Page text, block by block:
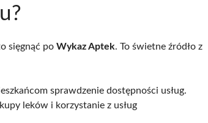
sięgnąć po Wykaz Aptek. To świetne źródło z
sprawdzenie dostępności usług.
leków i korzystanie z usług